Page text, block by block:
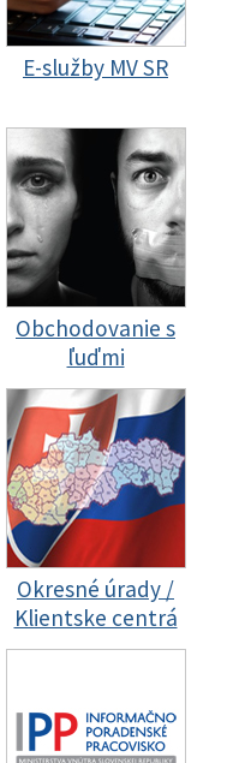
E-služby MV SR
Obchodovanie s
ľuďmi
Okresné úrady /
Klientske centrá